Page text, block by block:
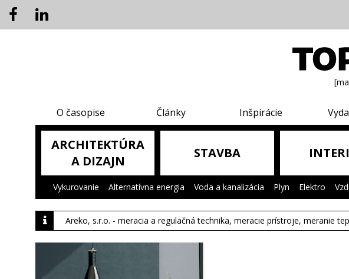
O časopise Články Inšpirácie
ARCHITEKTÚRA
A DIZAJN
STAVBA
Vykurovanie Alternatívna energia Voda a kanalizácia Plyn Elektro
Areko, s.r.o. - meracia a regulačná technika, meracie prístroje, meranie